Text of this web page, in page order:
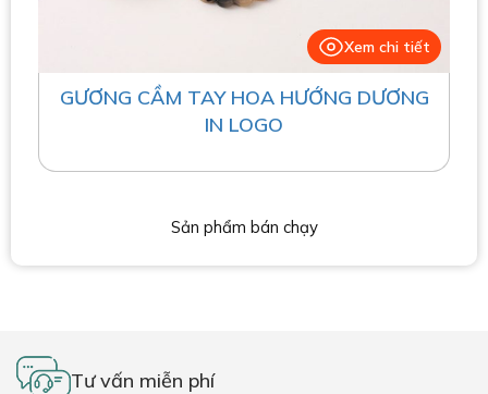
Sản phẩm bán chạy
Xem chi tiết
GƯƠNG CẦM TAY HOA HƯỚNG DƯƠNG
IN LOGO
Tư vấn miễn phí